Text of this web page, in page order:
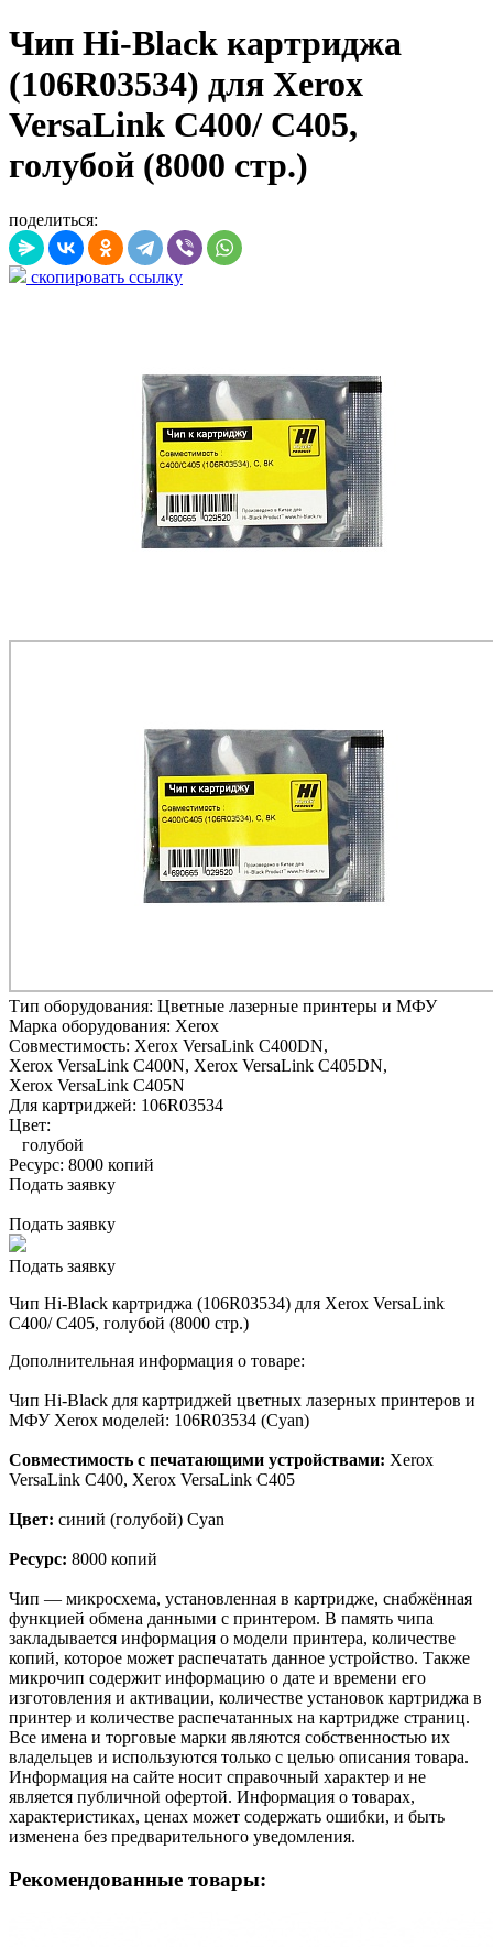
Чип Hi-Black картриджа
(106R03534) для Xerox
VersaLink C400/ C405,
голубой (8000 стр.)
поделиться:
скопировать ссылку
Тип оборудования: Цветные лазерные принтеры и МФУ
Марка оборудования: Xerox
Совместимость: Xerox VersaLink C400DN,
Xerox VersaLink C400N, Xerox VersaLink C405DN,
Xerox VersaLink C405N
Для картриджей: 106R03534
Цвет:
голубой
Ресурс: 8000 копий
Подать заявку
Подать заявку
Подать заявку
Чип Hi-Black картриджа (106R03534) для Xerox VersaLink
C400/ C405, голубой (8000 стр.)
Дополнительная информация о товаре:
Чип Hi-Black для картриджей цветных лазерных принтеров и
МФУ Xerox моделей: 106R03534 (Cyan)
Совместимость с печатающими устройствами: Xerox
VersaLink C400, Xerox VersaLink C405
Цвет: синий (голубой) Cyan
Ресурс: 8000 копий
Чип — микросхема, установленная в картридже, снабжённая
функцией обмена данными с принтером. В память чипа
закладывается информация о модели принтера, количестве
копий, которое может распечатать данное устройство. Также
микрочип содержит информацию о дате и времени его
изготовления и активации, количестве установок картриджа в
принтер и количестве распечатанных на картридже страниц.
Все имена и торговые марки являются собственностью их
владельцев и используются только с целью описания товара.
Информация на сайте носит справочный характер и не
является публичной офертой. Информация о товарах,
характеристиках, ценах может содержать ошибки, и быть
изменена без предварительного уведомления.
Рекомендованные товары: